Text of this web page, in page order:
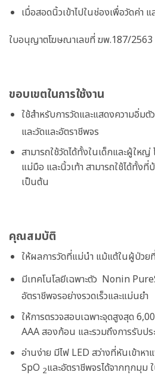
เมื่อสอดนิ้วเข้าไปในช่องเพื่อวัดค่า
ใบอนุญาตโฆษณาเลขที่ ฆพ.187/2563
ขอบเขตในการใช้งาน
ใช้สำหรับการวัดและแสดงความอิ่ม
และวัดและอัตราชีพจร
สามารถใช้วัดได้ทั้งในเด็กและผู้ให
แม่มือ และนิ้วเท้า สามารถใช้ได้ทั้ง
เป็นต้น
คุณสมบัติ
ให้ผลการวัดที่แม่นำ แม้แต้ในผู้ป่วย
มีเทคโนโลยีเฉพาะตัว Nonin
อัตราชีพจรอย่างรวดเร็วและแม่นยำ
ให้การตรวจสอบเฉพาะจุดสูงสุด
AAA สองก้อน และรวมถึงการรับป
อ่านง่าย มีไฟ LED สว่างที่หันเข้าหา
SpO 2และอัตราชีพจรได้จากทุกมุม